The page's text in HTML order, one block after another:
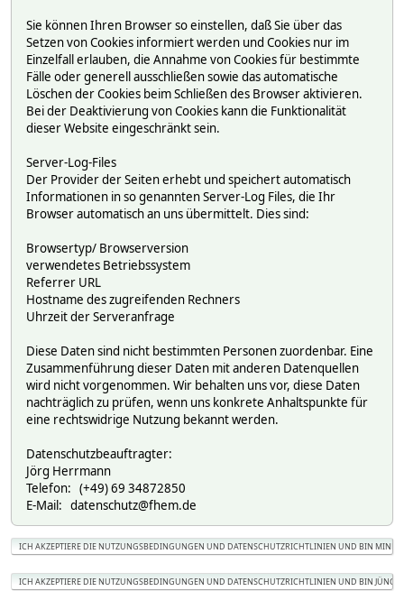
Sie können Ihren Browser so einstellen, daß Sie über das
Setzen von Cookies informiert werden und Cookies nur im
Einzelfall erlauben, die Annahme von Cookies für bestimmte
Fälle oder generell ausschließen sowie das automatische
Löschen der Cookies beim Schließen des Browser aktivieren.
Bei der Deaktivierung von Cookies kann die Funktionalität
dieser Website eingeschränkt sein.
Server-Log-Files
Der Provider der Seiten erhebt und speichert automatisch
Informationen in so genannten Server-Log Files, die Ihr
Browser automatisch an uns übermittelt. Dies sind:
Browsertyp/ Browserversion
verwendetes Betriebssystem
Referrer URL
Hostname des zugreifenden Rechners
Uhrzeit der Serveranfrage
Diese Daten sind nicht bestimmten Personen zuordenbar. Eine
Zusammenführung dieser Daten mit anderen Datenquellen
wird nicht vorgenommen. Wir behalten uns vor, diese Daten
nachträglich zu prüfen, wenn uns konkrete Anhaltspunkte für
eine rechtswidrige Nutzung bekannt werden.
Datenschutzbeauftragter:
Jörg Herrmann
Telefon: (+49) 69 34872850
E-Mail: datenschutz@fhem.de